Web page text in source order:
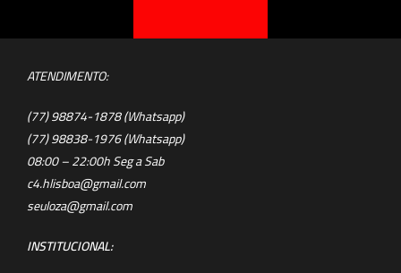
ATENDIMENTO:
(77) 98874-1878 (Whatsapp)
(77) 98838-1976 (Whatsapp)
08:00 – 22:00h Seg a Sab
c4.hlisboa@gmail.com
seuloza@gmail.com
INSTITUCIONAL: